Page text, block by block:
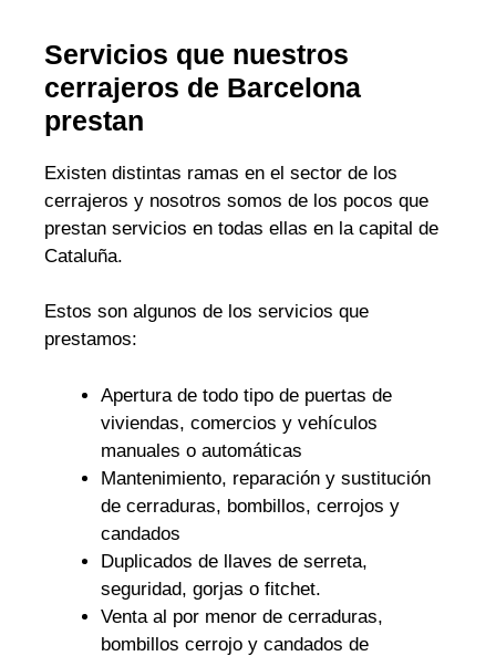
Servicios que nuestros
cerrajeros de Barcelona
prestan
Existen distintas ramas en el sector de los
cerrajeros y nosotros somos de los pocos que
prestan servicios en todas ellas en la capital de
Cataluña.
Estos son algunos de los servicios que
prestamos:
Apertura de todo tipo de puertas de
viviendas, comercios y vehículos
manuales o automáticas
Mantenimiento, reparación y sustitución
de cerraduras, bombillos, cerrojos y
candados
Duplicados de llaves de serreta,
seguridad, gorjas o fitchet.
Venta al por menor de cerraduras,
bombillos cerrojo y candados de